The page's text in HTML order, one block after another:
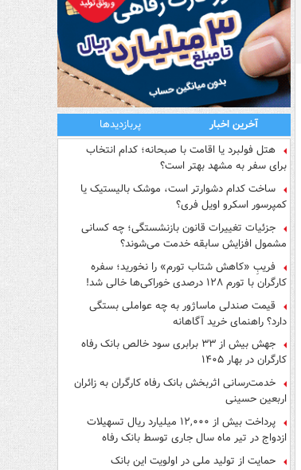
آخرین اخبار
پربازدیدها
هتل فولبرد یا اقامت با صبحانه؛ کدام انتخاب
برای سفر به مشهد بهتر است؟
ساخت کدام دشوارتر است، موشک بالیستیک یا
کمپرسور اسکرو اویل فری؟
جزئیات تغییرات قانون بازنشستگی؛ چه کسانی
مشمول افزایش سابقه خدمت می‌شوند؟
فریبِ «کاهش شتاب تورم» را نخورید؛ سفره
کارگران با تورم ۱۲۸ درصدی خوراکی‌ها خالی شد!
قیمت صندلی ماساژور به چه عواملی بستگی
دارد؟ راهنمای خرید آگاهانه
جهش بیش از ۳۳ برابری سود خالص بانک رفاه
کارگران در بهار ۱۴۰۵
خدمت‌رسانی اثربخش بانک رفاه کارگران به زائران
اربعین حسینی
پرداخت بیش از ۱۲,۰۰۰ میلیارد ریال تسهیلات
ازدواج در تیر ماه سال جاری توسط بانک رفاه
کارگران
حمایت از تولید ملی در اولویت این بانک